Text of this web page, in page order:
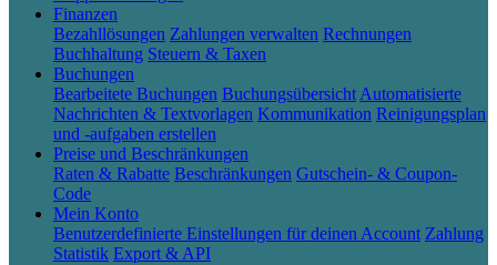
Finanzen
Bezahllösungen Zahlungen verwalten Rechnungen
Buchhaltung Steuern & Taxen
Buchungen
Bearbeitete Buchungen Buchungsübersicht Automatisierte
Nachrichten & Textvorlagen Kommunikation Reinigungsplan
und -aufgaben erstellen
Preise und Beschränkungen
Raten & Rabatte Beschränkungen Gutschein- & Coupon-
Code
Mein Konto
Benutzerdefinierte Einstellungen für deinen Account Zahlung
Statistik Export & API